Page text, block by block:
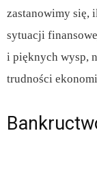
zastanowimy się,
sytuacji
i pięknych wysp,
trudności